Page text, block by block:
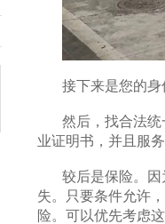
接下来是您的身
然后，找合法
业证明书，并且服
较后是保险。
失。只要条件允许
险。可以优先考虑这